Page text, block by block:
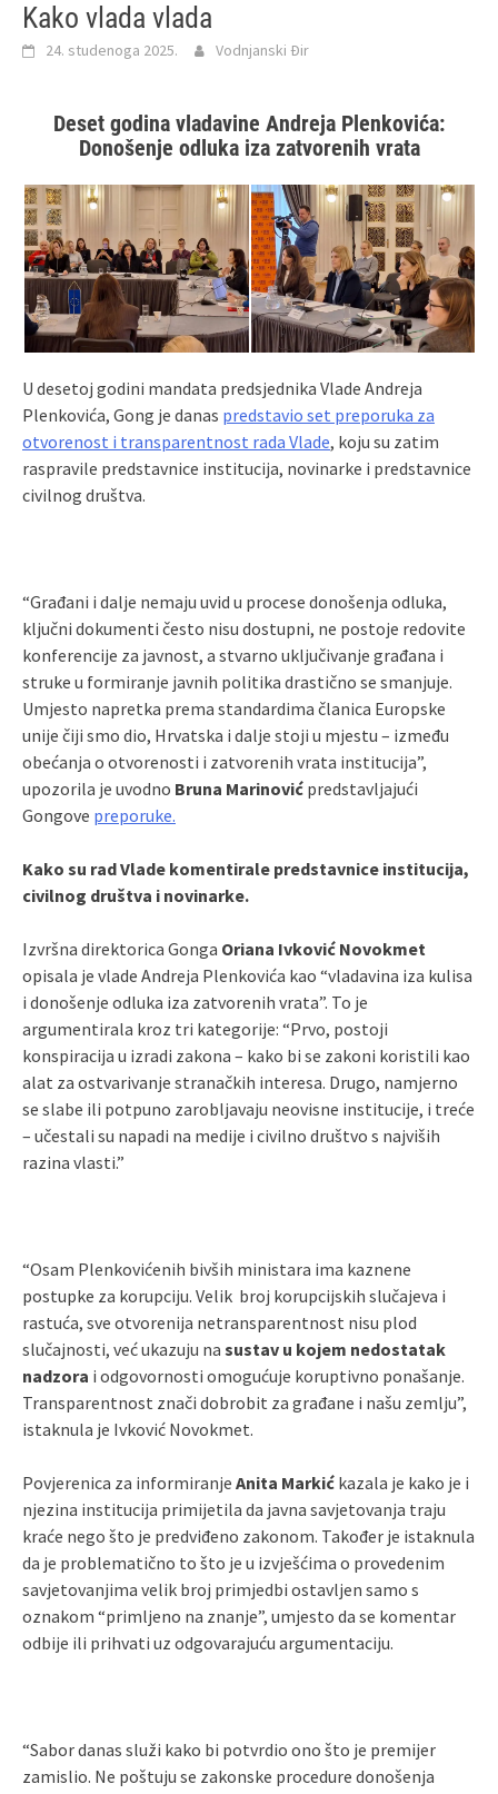
Kako vlada vlada
24. studenoga 2025. Vodnjanski Đir
Deset godina vladavine Andreja Plenkovića:
Donošenje odluka iza zatvorenih vrata
U desetoj godini mandata predsjednika Vlade Andreja
Plenkovića, Gong je danas predstavio set preporuka za
otvorenost i transparentnost rada Vlade, koju su zatim
raspravile predstavnice institucija, novinarke i predstavnice
civilnog društva.
“Građani i dalje nemaju uvid u procese donošenja odluka,
ključni dokumenti često nisu dostupni, ne postoje redovite
konferencije za javnost, a stvarno uključivanje građana i
struke u formiranje javnih politika drastično se smanjuje.
Umjesto napretka prema standardima članica Europske
unije čiji smo dio, Hrvatska i dalje stoji u mjestu – između
obećanja o otvorenosti i zatvorenih vrata institucija”,
upozorila je uvodno Bruna Marinović predstavljajući
Gongove preporuke.
Kako su rad Vlade komentirale predstavnice institucija,
civilnog društva i novinarke.
Izvršna direktorica Gonga Oriana Ivković Novokmet
opisala je vlade Andreja Plenkovića kao “vladavina iza kulisa
i donošenje odluka iza zatvorenih vrata”. To je
argumentirala kroz tri kategorije: “Prvo, postoji
konspiracija u izradi zakona – kako bi se zakoni koristili kao
alat za ostvarivanje stranačkih interesa. Drugo, namjerno
se slabe ili potpuno zarobljavaju neovisne institucije, i treće
– učestali su napadi na medije i civilno društvo s najviših
razina vlasti.”
“Osam Plenkovićenih bivših ministara ima kaznene
postupke za korupciju. Velik broj korupcijskih slučajeva i
rastuća, sve otvorenija netransparentnost nisu plod
slučajnosti, već ukazuju na sustav u kojem nedostatak
nadzora i odgovornosti omogućuje koruptivno ponašanje.
Transparentnost znači dobrobit za građane i našu zemlju”,
istaknula je Ivković Novokmet.
Povjerenica za informiranje Anita Markić kazala je kako je i
njezina institucija primijetila da javna savjetovanja traju
kraće nego što je predviđeno zakonom. Također je istaknula
da je problematično to što je u izvješćima o provedenim
savjetovanjima velik broj primjedbi ostavljen samo s
oznakom “primljeno na znanje”, umjesto da se komentar
odbije ili prihvati uz odgovarajuću argumentaciju.
“Sabor danas služi kako bi potvrdio ono što je premijer
zamislio. Ne poštuju se zakonske procedure donošenja